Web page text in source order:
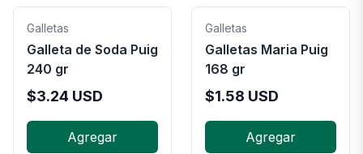
Galletas
Galleta de Soda Puig
240 gr
$3.24 USD
Agregar
Galletas
Galletas Maria Puig
168 gr
$1.58 USD
Agregar